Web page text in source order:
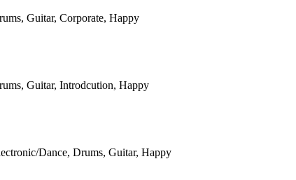
Guitar, Corporate, Happy
Guitar, Introdcution, Happy
Dance, Drums, Guitar, Happy